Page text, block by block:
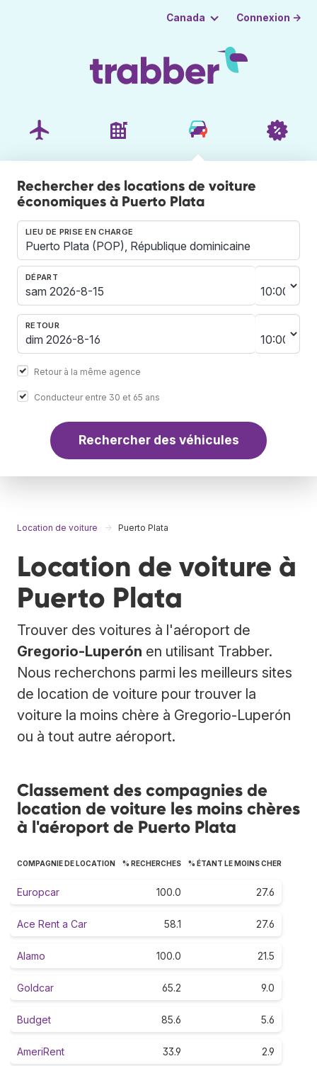
Canada Connexion →
Rechercher des locations de voiture
économiques à Puerto Plata
LIEU DE PRISE EN CHARGE
DÉPART
RETOUR
Retour à la même agence
Conducteur entre 30 et 65 ans
Rechercher des véhicules
Location de voiture Puerto Plata
Location de voiture à
Puerto Plata
Trouver des voitures à l'aéroport de
Gregorio-Luperón en utilisant Trabber.
Nous recherchons parmi les meilleurs sites
de location de voiture pour trouver la
voiture la moins chère à Gregorio-Luperón
ou à tout autre aéroport.
Classement des compagnies de
location de voiture les moins chères
à l'aéroport de Puerto Plata
COMPAGNIE DE LOCATION % RECHERCHES % ÉTANT LE MOINS CHER
Europcar 100.0 27.6
Ace Rent a Car 58.1 27.6
Alamo 100.0 21.5
Goldcar 65.2 9.0
Budget 85.6 5.6
AmeriRent 33.9 2.9